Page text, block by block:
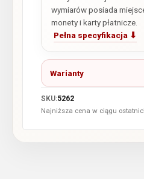
wymiarów posiada
monety i karty płatnicze.
Pełna specyfikacja ⬇
Warianty
SKU:5262
Najniższa cena w ciągu